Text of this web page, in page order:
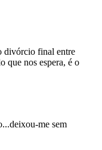
divórcio final entre
que nos espera, é o
me sem